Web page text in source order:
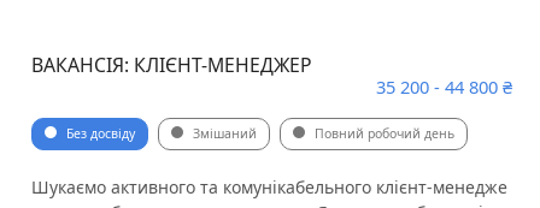
ВАКАНСІЯ: КЛІЄНТ-МЕНЕДЖЕР
35 200 - 44 800 ₴
Без досвіду Змішаний Повний робочий день
Шукаємо активного та комунікабельного клієнт-менедже